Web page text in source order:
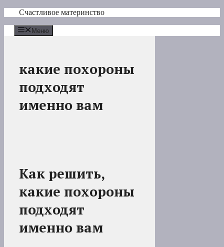
Перейти
содержимому
Счастливое материнство
Меню
какие похороны
подходят
именно вам
Как решить,
какие похороны
подходят
именно вам